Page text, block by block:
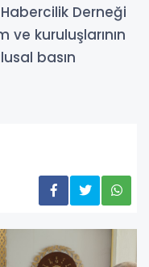
Derneği
ve kuruluşlarının
basın